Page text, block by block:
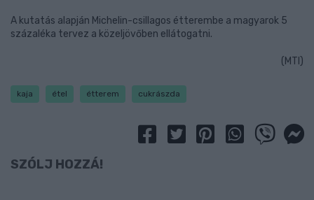
A kutatás alapján Michelin-csillagos étterembe a magyarok 5
százaléka tervez a közeljövőben ellátogatni.
(MTI)
kaja étel étterem cukrászda
SZÓLJ HOZZÁ!